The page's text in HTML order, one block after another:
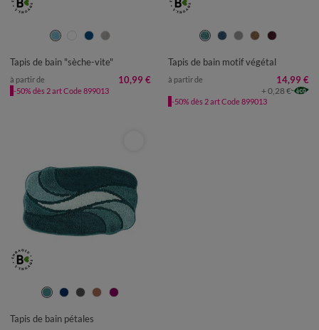
TAPIS DE BAIN : 50X80CM
Tapis de bain "sèche-vite"
à partir de 10,99 €
-50% dès 2 art Code 899013
TAPIS DE BAIN : 50X80CM
CONTOUR : 50X40CM
Tapis de bain motif végétal
à partir de 14,99 €
+ 0,28 €
-50% dès 2 art Code 899013
TAPIS DE BAIN : 50X80CM
Tapis de bain pétales